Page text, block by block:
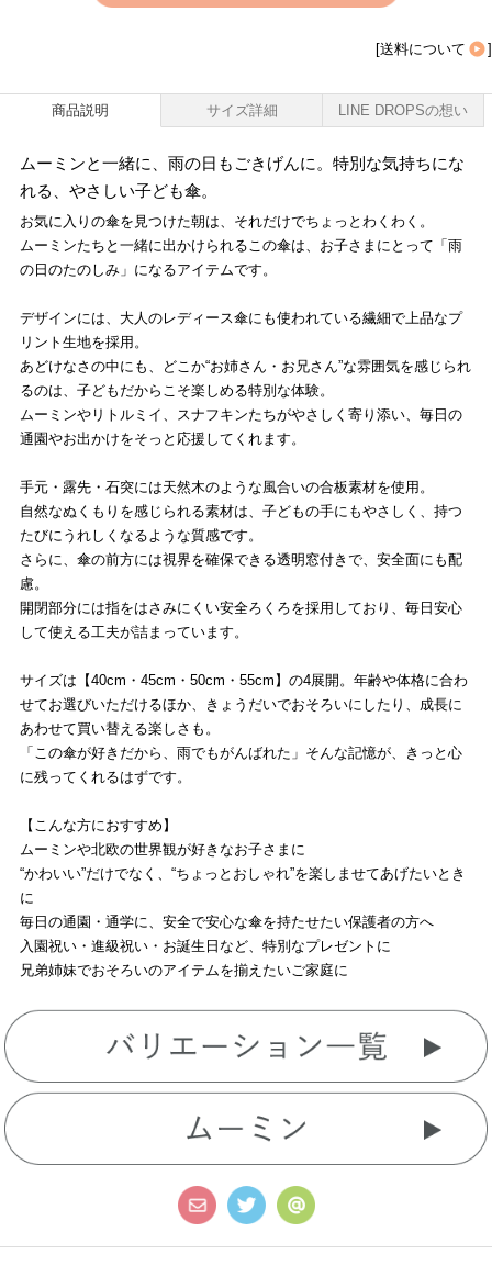
[送料について ]
商品説明 サイズ詳細 LINE DROPSの想い
ムーミンと一緒に、雨の日もごきげんに。特別な気持ちにな
れる、やさしい子ども傘。
お気に入りの傘を見つけた朝は、それだけでちょっとわくわく。
ムーミンたちと一緒に出かけられるこの傘は、お子さまにとって「雨
の日のたのしみ」になるアイテムです。
デザインには、大人のレディース傘にも使われている繊細で上品なプ
リント生地を採用。
あどけなさの中にも、どこか“お姉さん・お兄さん”な雰囲気を感じられ
るのは、子どもだからこそ楽しめる特別な体験。
ムーミンやリトルミイ、スナフキンたちがやさしく寄り添い、毎日の
通園やお出かけをそっと応援してくれます。
手元・露先・石突には天然木のような風合いの合板素材を使用。
自然なぬくもりを感じられる素材は、子どもの手にもやさしく、持つ
たびにうれしくなるような質感です。
さらに、傘の前方には視界を確保できる透明窓付きで、安全面にも配
慮。
開閉部分には指をはさみにくい安全ろくろを採用しており、毎日安心
して使える工夫が詰まっています。
サイズは【40cm・45cm・50cm・55cm】の4展開。年齢や体格に合わ
せてお選びいただけるほか、きょうだいでおそろいにしたり、成長に
あわせて買い替える楽しさも。
「この傘が好きだから、雨でもがんばれた」そんな記憶が、きっと心
に残ってくれるはずです。
【こんな方におすすめ】
ムーミンや北欧の世界観が好きなお子さまに
“かわいい”だけでなく、“ちょっとおしゃれ”を楽しませてあげたいとき
に
毎日の通園・通学に、安全で安心な傘を持たせたい保護者の方へ
入園祝い・進級祝い・お誕生日など、特別なプレゼントに
兄弟姉妹でおそろいのアイテムを揃えたいご家庭に